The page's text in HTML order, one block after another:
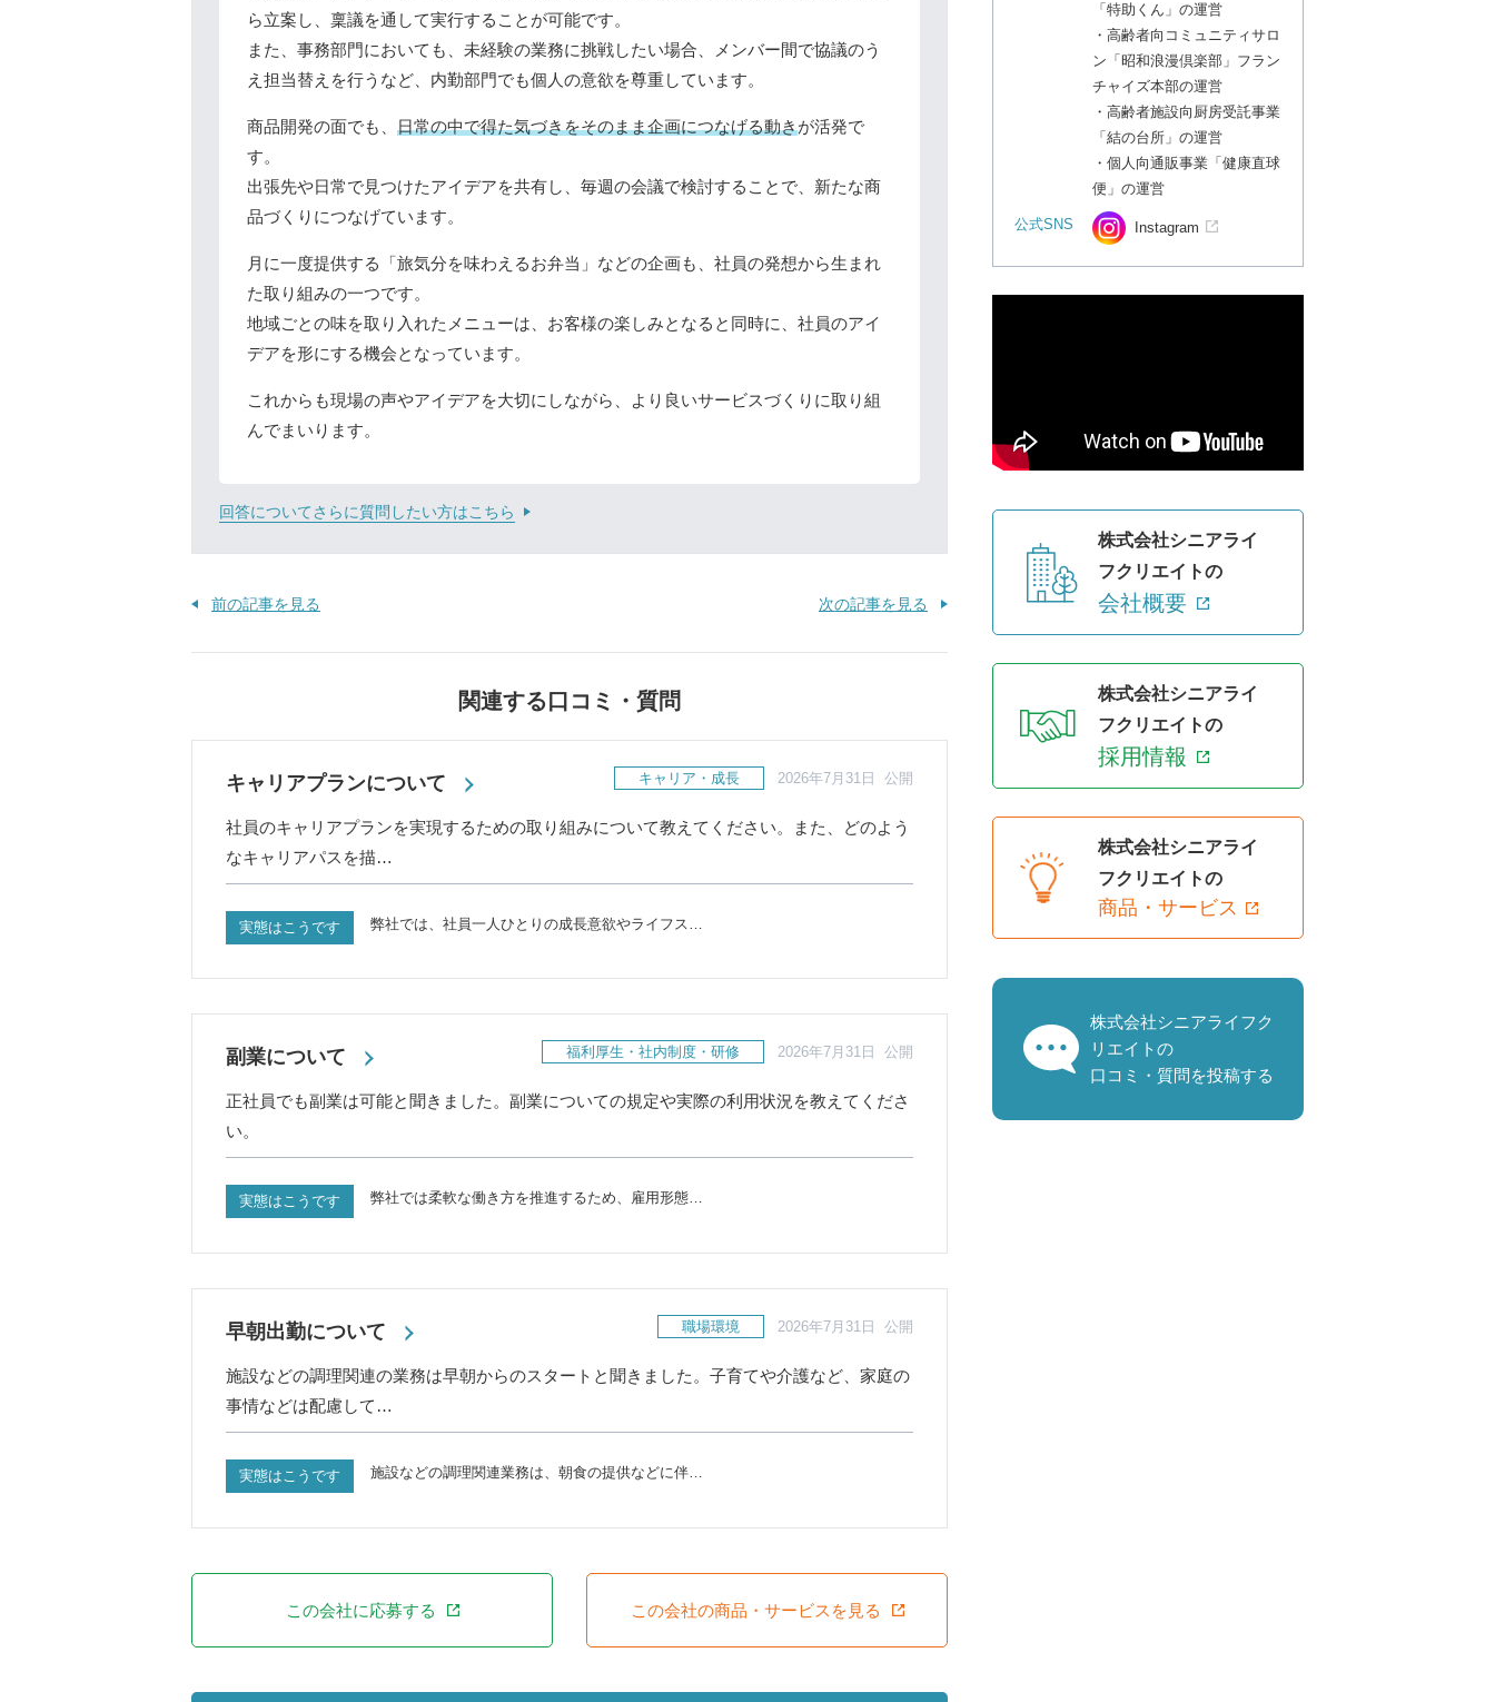
ら立案し、稟議を通して実行することが可能です。
また、事務部門においても、未経験の業務に挑戦したい場合、メンバー間で協議のう
え担当替えを行うなど、内勤部門でも個人の意欲を尊重しています。
商品開発の面でも、 日常の中で得た気づきをそのまま企画につなげる動きが活発で
す。
出張先や日常で見つけたアイデアを共有し、毎週の会議で検討することで、新たな商
品づくりにつなげています。
月に一度提供する「旅気分を味わえるお弁当」などの企画も、社員の発想から生まれ
た取り組みの一つです。
地域ごとの味を取り入れたメニューは、お客様の楽しみとなると同時に、社員のアイ
デアを形にする機会となっています。
これからも現場の声やアイデアを大切にしながら、より良いサービスづくりに取り組
んでまいります。
回答についてさらに質問したい方はこちら
前の記事を見る 次の記事を見る
関連する口コミ・質問
キャリアプランについて キャリア・成長 2026年7月31日 公開
社員のキャリアプランを実現するための取り組みについて教えてください。また、どのよう
なキャリアパスを描…
実態はこうです 弊社では、社員一人ひとりの成長意欲やライフス…
副業について 福利厚生・社内制度・研修 2026年7月31日 公開
正社員でも副業は可能と聞きました。副業についての規定や実際の利用状況を教えてくださ
い。
実態はこうです 弊社では柔軟な働き方を推進するため、雇用形態…
早朝出勤について 職場環境 2026年7月31日 公開
施設などの調理関連の業務は早朝からのスタートと聞きました。子育てや介護など、家庭の
事情などは配慮して…
実態はこうです 施設などの調理関連業務は、朝食の提供などに伴…
この会社に応募する この会社の商品・サービスを見る
「特助くん」の運営
・高齢者向コミュニティサロ
ン「昭和浪漫倶楽部」フラン
チャイズ本部の運営
・高齢者施設向厨房受託事業
「結の台所」の運営
・個人向通販事業「健康直球
便」の運営
公式SNS Instagram
株式会社シニアライ
フクリエイトの
会社概要
株式会社シニアライ
フクリエイトの
採用情報
株式会社シニアライ
フクリエイトの
商品・サービス
株式会社シニアライフク
リエイトの
口コミ・質問を投稿する